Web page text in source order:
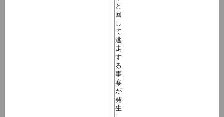
と
回
し
て
逃
走
す
る
事
案
が
発
生